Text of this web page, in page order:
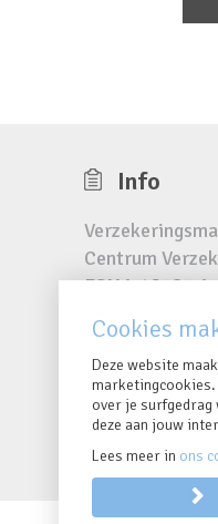
Info
Centrum
FSMA 16385 A
RPR
Cookies
Deze website
marketingcookies.
over je surfgedrag
deze aan jouw
Lees meer in ons